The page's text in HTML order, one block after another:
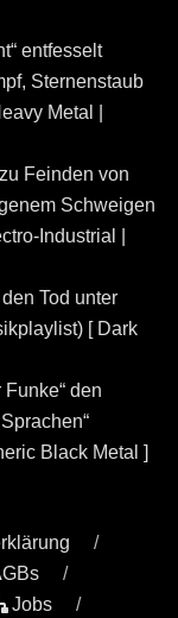
entfesselt
Sternenstaub
Metal |
Feinden von
Schweigen
Industrial |
Tod unter
[ Dark
den
Black Metal ]
Jobs